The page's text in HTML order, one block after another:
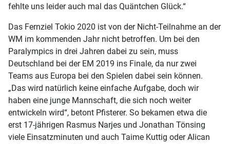
fehlte uns leider auch mal das Quäntchen Glück.“
Das Fernziel Tokio 2020 ist von der Nicht-Teilnahme an der
WM im kommenden Jahr nicht betroffen. Um bei den
Paralympics in drei Jahren dabei zu sein, muss
Deutschland bei der EM 2019 ins Finale, da nur zwei
Teams aus Europa bei den Spielen dabei sein können.
„Das wird natürlich keine einfache Aufgabe, doch wir
haben eine junge Mannschaft, die sich noch weiter
entwickeln wird“, betont Pfisterer. So bekamen etwa die
erst 17-jährigen Rasmus Narjes und Jonathan Tönsing
viele Einsatzminuten und auch Taime Kuttig oder Alican